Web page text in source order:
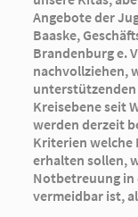
Angebote der
Baaske,
Brandenburg e.
nachvollziehen,
unterstützenden
Kreisebene seit
werden derzeit
Kriterien welche
erhalten sollen,
Notbetreuung in
vermeidbar ist,